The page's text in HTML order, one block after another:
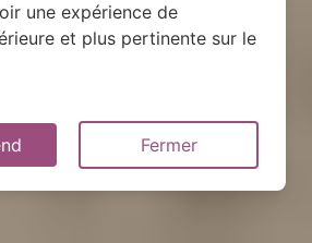
une expérience de
et plus pertinente sur le
Fermer